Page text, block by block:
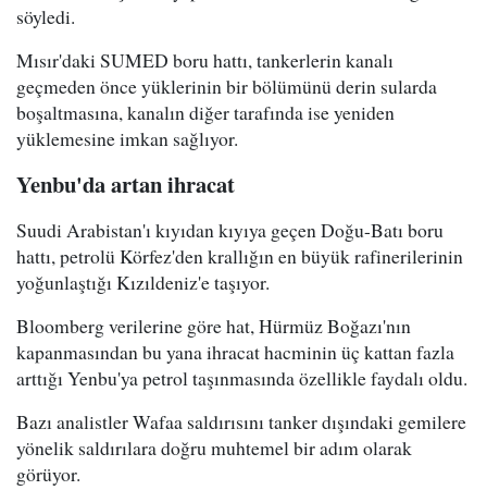
söyledi.
Mısır'daki SUMED boru hattı, tankerlerin kanalı
geçmeden önce yüklerinin bir bölümünü derin sularda
boşaltmasına, kanalın diğer tarafında ise yeniden
yüklemesine imkan sağlıyor.
Yenbu'da artan ihracat
Suudi Arabistan'ı kıyıdan kıyıya geçen Doğu-Batı boru
hattı, petrolü Körfez'den krallığın en büyük rafinerilerinin
yoğunlaştığı Kızıldeniz'e taşıyor.
Bloomberg verilerine göre hat, Hürmüz Boğazı'nın
kapanmasından bu yana ihracat hacminin üç kattan fazla
arttığı Yenbu'ya petrol taşınmasında özellikle faydalı oldu.
Bazı analistler Wafaa saldırısını tanker dışındaki gemilere
yönelik saldırılara doğru muhtemel bir adım olarak
görüyor.